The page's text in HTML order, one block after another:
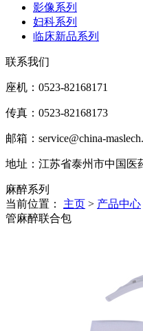
影像系列
妇科系列
临床新品系列
联系我们
座机：0523-82168171
传真：0523-82168173
邮箱：service@china-
地址：江苏省泰州市中国医
麻醉系列
当前位置：
主页 > 产品中心
管麻醉联合包